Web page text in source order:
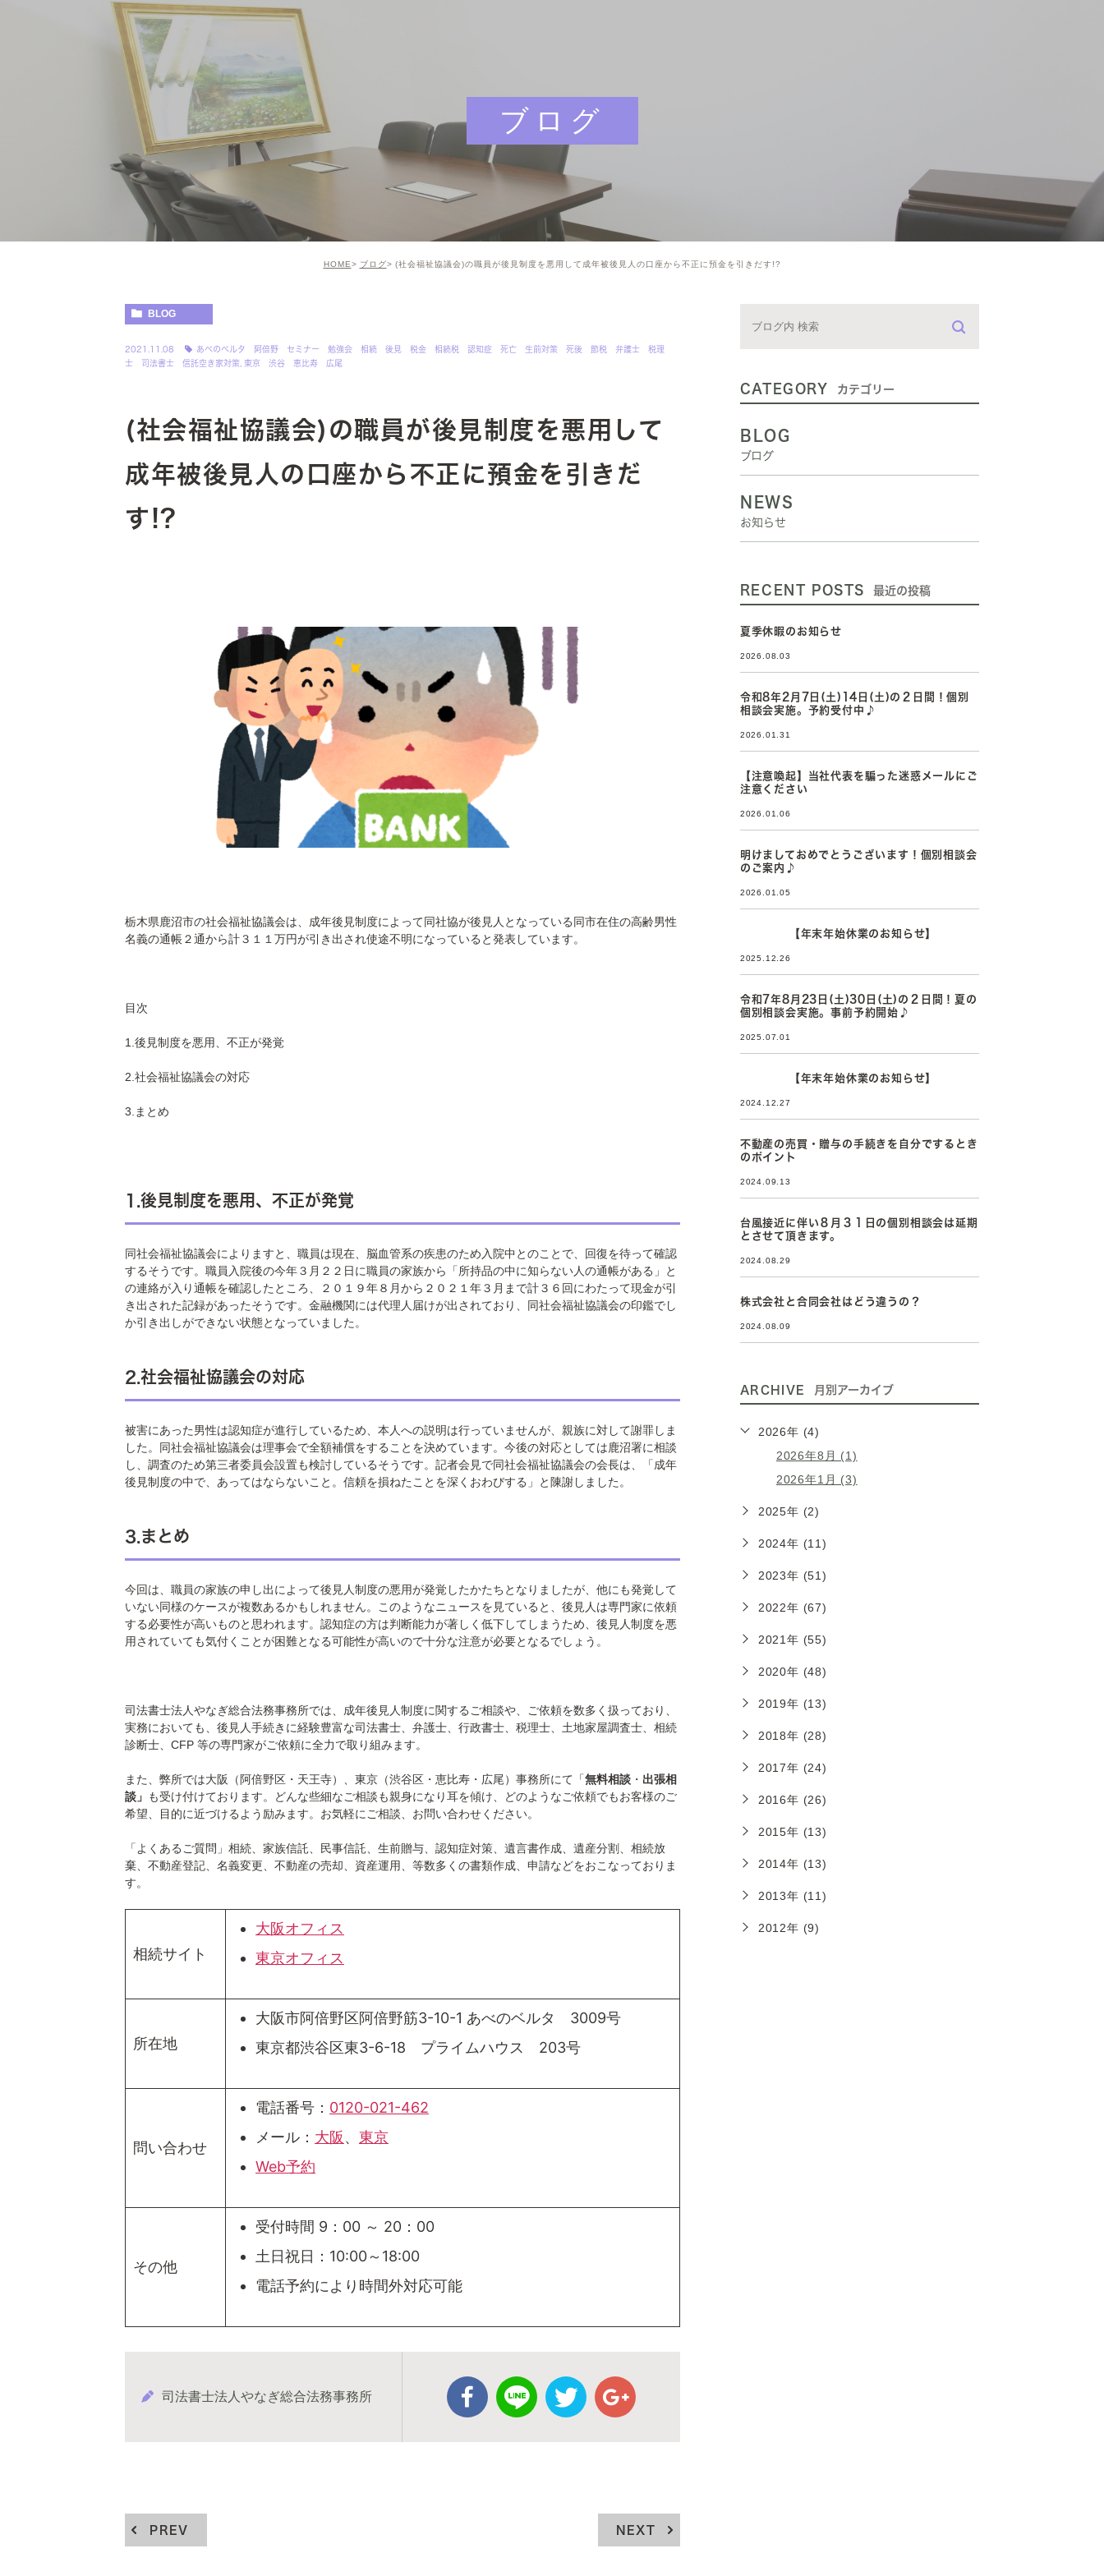
ブログ
HOME ブログ (社会福祉協議会)の職員が後見制度を悪用して成年被後見人の口座から不正に預金を引きだす!?
BLOG
2021.11.08
あべのベルタ 阿倍野 セミナー 勉強会 相続 後見 税金 相続税 認知症 死亡 生前対策 死後 節税 弁護士 税理
士 司法書士 信託空き家対策 東京 渋谷 恵比寿 広尾
(社会福祉協議会)の職員が後見制度を悪用して
成年被後見人の口座から不正に預金を引きだ
す!?
栃木県鹿沼市の社会福祉協議会は、成年後見制度によって同社協が後見人となっている同市在住の高齢男性
名義の通帳２通から計３１１万円が引き出され使途不明になっていると発表しています。
目次
1.後見制度を悪用、不正が発覚
2.社会福祉協議会の対応
3.まとめ
1.後見制度を悪用、不正が発覚
同社会福祉協議会によりますと、職員は現在、脳血管系の疾患のため入院中とのことで、回復を待って確認
するそうです。職員入院後の今年３月２２日に職員の家族から「所持品の中に知らない人の通帳がある」と
の連絡が入り通帳を確認したところ、２０１９年８月から２０２１年３月まで計３６回にわたって現金が引
き出された記録があったそうです。金融機関には代理人届けが出されており、同社会福祉協議会の印鑑でし
か引き出しができない状態となっていました。
2.社会福祉協議会の対応
被害にあった男性は認知症が進行しているため、本人への説明は行っていませんが、親族に対して謝罪しま
した。同社会福祉協議会は理事会で全額補償をすることを決めています。今後の対応としては鹿沼署に相談
し、調査のため第三者委員会設置も検討しているそうです。記者会見で同社会福祉協議会の会長は、「成年
後見制度の中で、あってはならないこと。信頼を損ねたことを深くおわびする」と陳謝しました。
3.まとめ
今回は、職員の家族の申し出によって後見人制度の悪用が発覚したかたちとなりましたが、他にも発覚して
いない同様のケースが複数あるかもしれません。このようなニュースを見ていると、後見人は専門家に依頼
する必要性が高いものと思われます。認知症の方は判断能力が著しく低下してしまうため、後見人制度を悪
用されていても気付くことが困難となる可能性が高いので十分な注意が必要となるでしょう。
司法書士法人やなぎ総合法務事務所では、成年後見人制度に関するご相談や、ご依頼を数多く扱っており、
実務においても、後見人手続きに経験豊富な司法書士、弁護士、行政書士、税理士、土地家屋調査士、相続
診断士、CFP 等の専門家がご依頼に全力で取り組みます。
また、弊所では大阪（阿倍野区・天王寺）、東京（渋谷区・恵比寿・広尾）事務所にて「無料相談 ・ 出張相
談」 も受け付けております。どんな些細なご相談も親身になり耳を傾け、どのようなご依頼でもお客様のご
希望、目的に近づけるよう励みます。お気軽にご相談、お問い合わせください。
「よくあるご質問」相続、家族信託、民事信託、生前贈与、認知症対策、遺言書作成、遺産分割、相続放
棄、不動産登記、名義変更、不動産の売却、資産運用、等数多くの書類作成、申請などをおこなっておりま
す。
相続サイト
大阪オフィス
東京オフィス
所在地
大阪市阿倍野区阿倍野筋3-10-1 あべのベルタ 3009号
東京都渋谷区東3-6-18 プライムハウス 203号
問い合わせ
電話番号： 0120-021-462
メール： 大阪、 東京
Web予約
その他
受付時間 9：00 ～ 20：00
土日祝日：10:00～18:00
電話予約により時間外対応可能
司法書士法人やなぎ総合法務事務所
PREV NEXT
CATEGORY カテゴリー
BLOG
ブログ
NEWS
お知らせ
RECENT POSTS 最近の投稿
夏季休暇のお知らせ
2026.08.03
令和8年2月7日(土)14日(土)の２日間！個別
相談会実施。予約受付中♪
2026.01.31
【注意喚起】当社代表を騙った迷惑メールにご
注意ください
2026.01.06
明けましておめでとうございます！個別相談会
のご案内♪
2026.01.05
【年末年始休業のお知らせ】
2025.12.26
令和7年8月23日(土)30日(土)の２日間！夏の
個別相談会実施。事前予約開始♪
2025.07.01
【年末年始休業のお知らせ】
2024.12.27
不動産の売買・贈与の手続きを自分でするとき
のポイント
2024.09.13
台風接近に伴い８月３１日の個別相談会は延期
とさせて頂きます。
2024.08.29
株式会社と合同会社はどう違うの？
2024.08.09
ARCHIVE 月別アーカイブ
2026年 (4)
2026年8月 (1)
2026年1月 (3)
2025年 (2)
2024年 (11)
2023年 (51)
2022年 (67)
2021年 (55)
2020年 (48)
2019年 (13)
2018年 (28)
2017年 (24)
2016年 (26)
2015年 (13)
2014年 (13)
2013年 (11)
2012年 (9)